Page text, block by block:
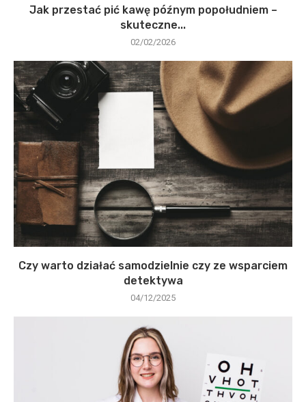
Jak przestać pić kawę późnym popołudniem –
skuteczne...
02/02/2026
Czy warto działać samodzielnie czy ze wsparciem
detektywa
04/12/2025